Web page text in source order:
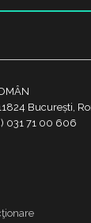
București,
031 71 00 606